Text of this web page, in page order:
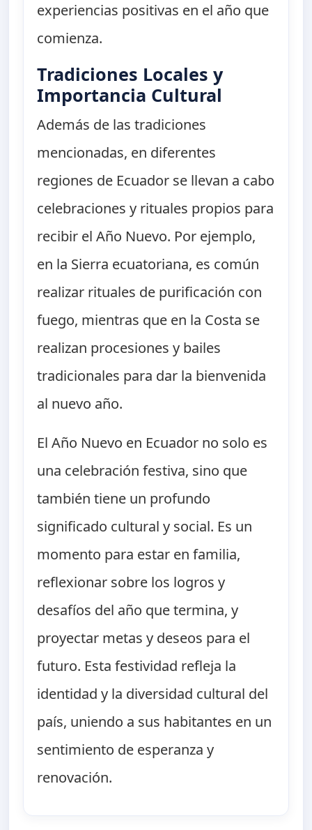
experiencias positivas en el año que
comienza.
Tradiciones Locales y
Importancia Cultural
Además de las tradiciones
mencionadas, en diferentes
regiones de Ecuador se llevan a cabo
celebraciones y rituales propios para
recibir el Año Nuevo. Por ejemplo,
en la Sierra ecuatoriana, es común
realizar rituales de purificación con
fuego, mientras que en la Costa se
realizan procesiones y bailes
tradicionales para dar la bienvenida
al nuevo año.
El Año Nuevo en Ecuador no solo es
una celebración festiva, sino que
también tiene un profundo
significado cultural y social. Es un
momento para estar en familia,
reflexionar sobre los logros y
desafíos del año que termina, y
proyectar metas y deseos para el
futuro. Esta festividad refleja la
identidad y la diversidad cultural del
país, uniendo a sus habitantes en un
sentimiento de esperanza y
renovación.